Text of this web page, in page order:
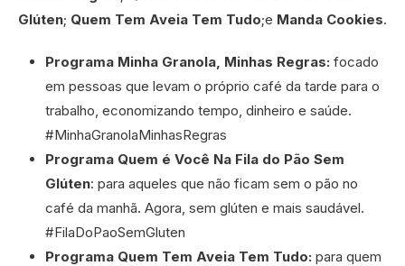
Glúten; Quem Tem Aveia Tem Tudo;e Manda Cookies.
Programa Minha Granola, Minhas Regras: focado
em pessoas que levam o próprio café da tarde para o
trabalho, economizando tempo, dinheiro e saúde.
#MinhaGranolaMinhasRegras
Programa Quem é Você Na Fila do Pão Sem
Glúten: para aqueles que não ficam sem o pão no
café da manhã. Agora, sem glúten e mais saudável.
#FilaDoPaoSemGluten
Programa Quem Tem Aveia Tem Tudo: para quem